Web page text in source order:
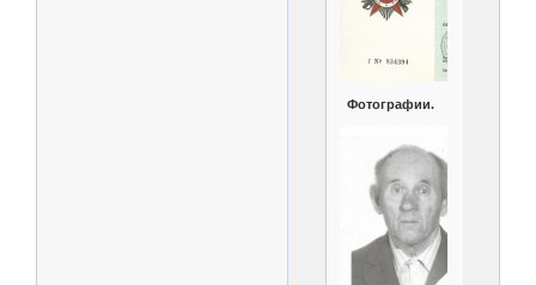
Фотографии.